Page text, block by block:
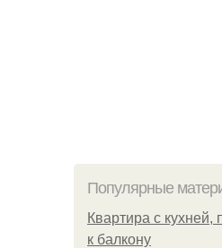
Популярные
Квартира с кухней,
к балкону